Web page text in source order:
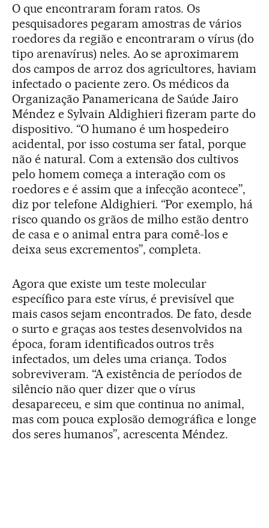
O que encontraram foram ratos. Os
pesquisadores pegaram amostras de vários
roedores da região e encontraram o vírus (do
tipo arenavírus) neles. Ao se aproximarem
dos campos de arroz dos agricultores, haviam
infectado o paciente zero. Os médicos da
Organização Panamericana de Saúde Jairo
Méndez e Sylvain Aldighieri fizeram parte do
dispositivo. “O humano é um hospedeiro
acidental, por isso costuma ser fatal, porque
não é natural. Com a extensão dos cultivos
pelo homem começa a interação com os
roedores e é assim que a infecção acontece”,
diz por telefone Aldighieri. “Por exemplo, há
risco quando os grãos de milho estão dentro
de casa e o animal entra para comê-los e
deixa seus excrementos”, completa.
Agora que existe um teste molecular
específico para este vírus, é previsível que
mais casos sejam encontrados. De fato, desde
o surto e graças aos testes desenvolvidos na
época, foram identificados outros três
infectados, um deles uma criança. Todos
sobreviveram. “A existência de períodos de
silêncio não quer dizer que o vírus
desapareceu, e sim que continua no animal,
mas com pouca explosão demográfica e longe
dos seres humanos”, acrescenta Méndez.